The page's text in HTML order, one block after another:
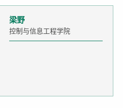
梁野
控制与信息工程学院